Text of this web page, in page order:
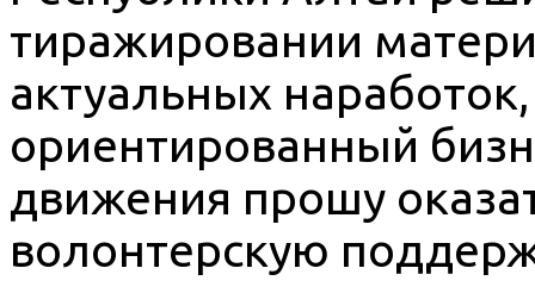
тиражировании
актуальных
ориентированный
движения прошу
волонтерскую